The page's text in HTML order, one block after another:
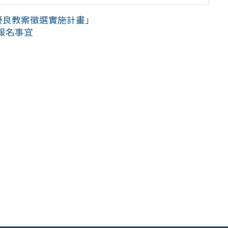
教案徵選實施計畫」
名事宜